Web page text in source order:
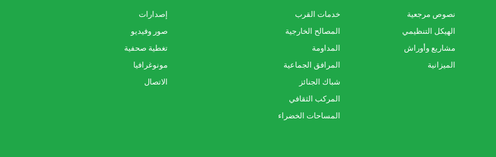
نصوص مرجعية
الهيكل التنظيمي
مشاريع وأوراش
الميزانية
خدمات القرب
المصالح الخارجية
المداومة
المرافق الجماعية
شباك الجنائز
المركب الثقافي
المساحات الخضراء
إصدارات
صور وفيديو
تغطية صحفية
مونوغرافيا
الاتصال